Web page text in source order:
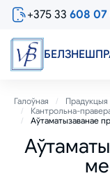
Перайсці
змесціва
+375 33 608 07
Breadcrumb
Галоўная Прадукцыя
Кантрольна-
Аўтаматызаванае